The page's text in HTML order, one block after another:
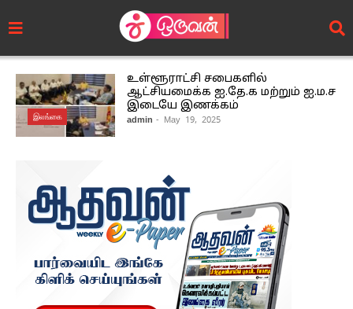
இலங்கை
உள்ளூராட்சி சபைகளில்
ஆட்சியமைக்க ஐ.தே.க மற்றும் ஐ.ம.ச
இடையே இணக்கம்
admin - May 19, 2025